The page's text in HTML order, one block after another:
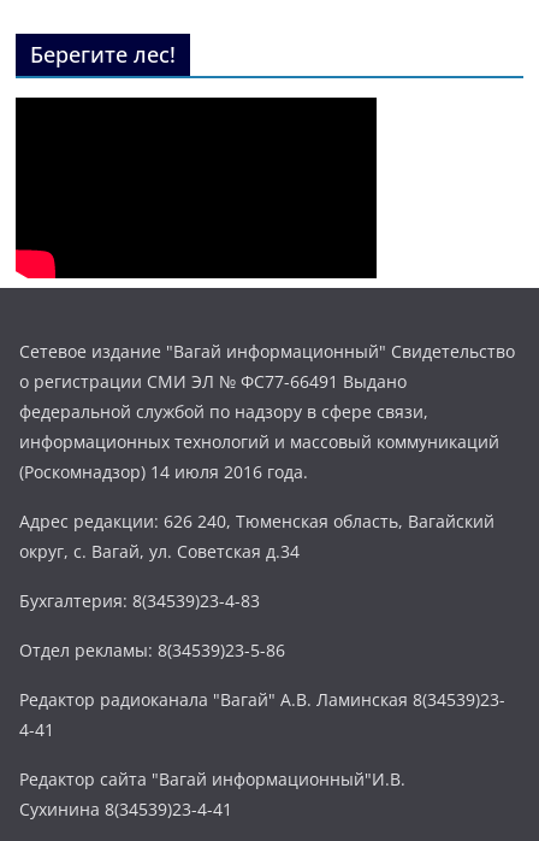
Берегите лес!
Сетевое издание "Вагай информационный" Свидетельство
о регистрации СМИ ЭЛ № ФС77-66491 Выдано
федеральной службой по надзору в сфере связи,
информационных технологий и массовый коммуникаций
(Роскомнадзор) 14 июля 2016 года.
Адрес редакции: 626 240, Тюменская область, Вагайский
округ, с. Вагай, ул. Советская д.34
Бухгалтерия: 8(34539)23-4-83
Отдел рекламы: 8(34539)23-5-86
Редактор радиоканала "Вагай" А.В. Ламинская 8(34539)23-
4-41
Редактор сайта "Вагай информационный"И.В.
Сухинина 8(34539)23-4-41